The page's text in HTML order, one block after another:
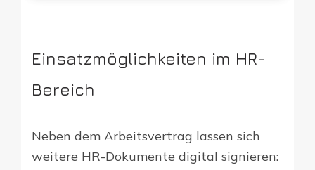
Einsatzmöglichkeiten im HR-
Bereich
Neben dem Arbeitsvertrag lassen sich
weitere HR-Dokumente digital signieren: